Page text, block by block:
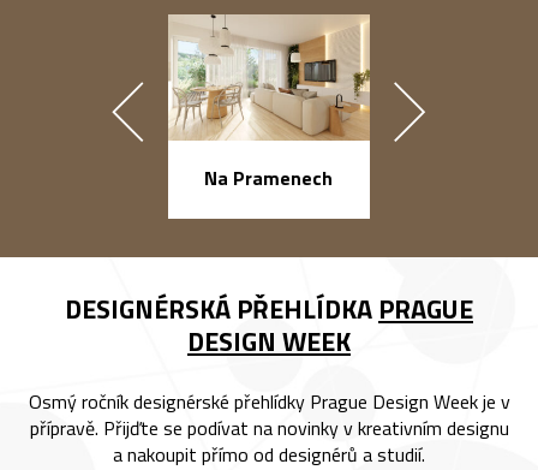
Na Pramenech
DESIGNÉRSKÁ PŘEHLÍDKA PRAGUE
DESIGN WEEK
Osmý ročník designérské přehlídky Prague Design Week je v
přípravě. Přijďte se podívat na novinky v kreativním designu
a nakoupit přímo od designérů a studií.